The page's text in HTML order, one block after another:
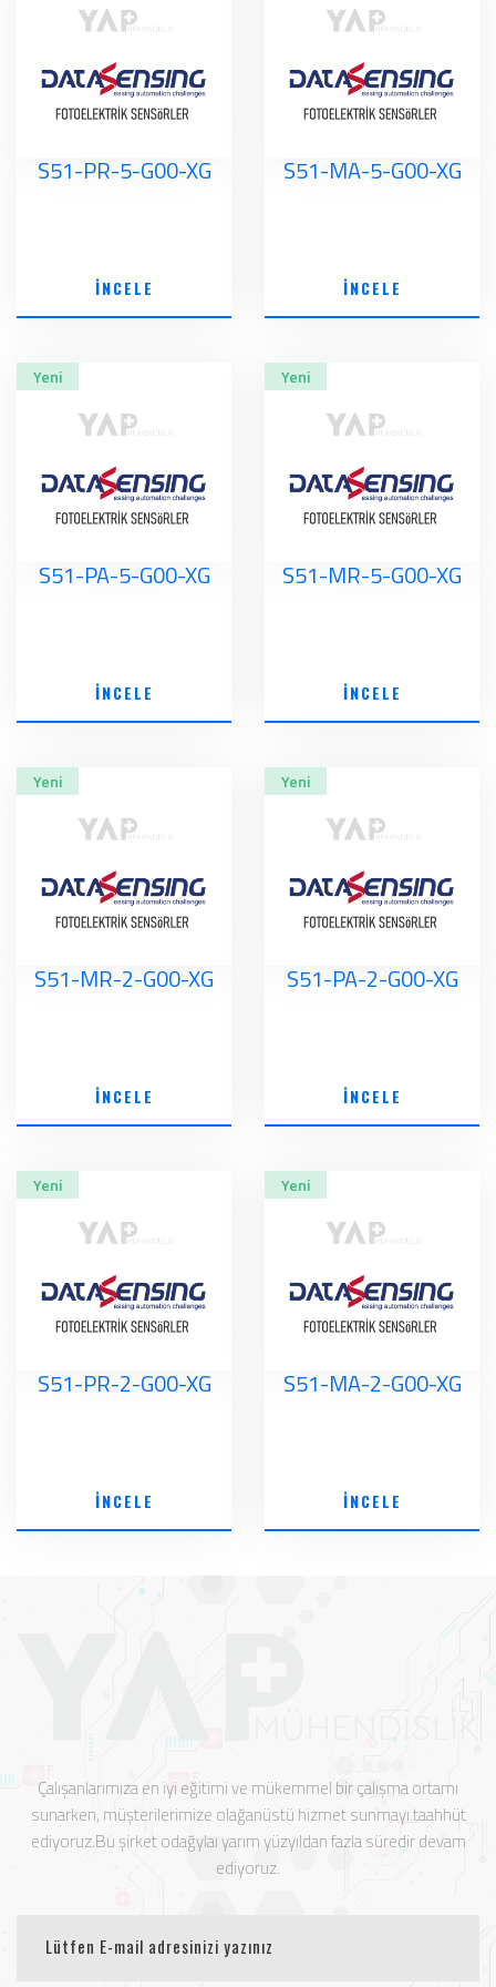
S51-PR-5-G00-XG
İNCELE
S51-MA-5-G00-XG
İNCELE
Yeni
S51-PA-5-G00-XG
İNCELE
Yeni
S51-MR-5-G00-XG
İNCELE
Yeni
S51-MR-2-G00-XG
İNCELE
Yeni
S51-PA-2-G00-XG
İNCELE
Yeni
S51-PR-2-G00-XG
İNCELE
Yeni
S51-MA-2-G00-XG
İNCELE
Çalışanlarımıza en iyi eğitimi ve mükemmel bir çalışma ortamı
sunarken, müşterilerimize olağanüstü hizmet sunmayı taahhüt
ediyoruz.Bu şirket odağylaı yarım yüzyıldan fazla süredir devam
ediyoruz.